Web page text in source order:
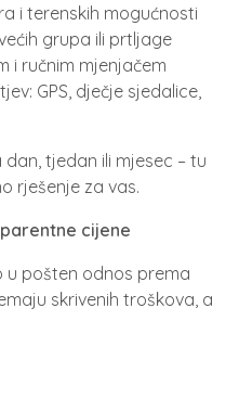
i terenskih mogućnosti
grupa ili prtljage
i ručnim mjenjačem
GPS, dječje sjedalice,
tjedan ili mjesec – tu
rješenje za vas.
cijene
u pošten odnos prema
skrivenih troškova, a